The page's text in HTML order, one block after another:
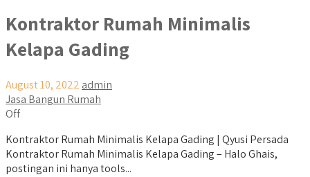
Kontraktor Rumah Minimalis
Kelapa Gading
August 10, 2022 admin
Jasa Bangun Rumah
Off
Kontraktor Rumah Minimalis Kelapa Gading | Qyusi Persada
Kontraktor Rumah Minimalis Kelapa Gading – Halo Ghais,
postingan ini hanya tools...